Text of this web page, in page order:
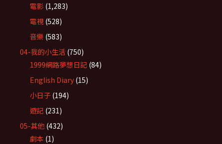
電影 (1,283)
電視 (528)
音樂 (583)
04-我的小生活 (750)
1999網路夢想日記 (84)
English Diary (15)
小日子 (194)
遊記 (231)
05-其他 (432)
劇本 (1)